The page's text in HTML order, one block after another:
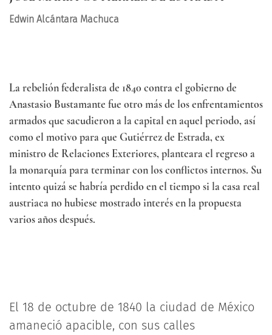
Edwin Alcántara Machuca
La rebelión federalista de 1840 contra el gobierno de
Anastasio Bustamante fue otro más de los enfrentamientos
armados que sacudieron a la capital en aquel periodo, así
como el motivo para que Gutiérrez de Estrada, ex
ministro de Relaciones Exteriores, planteara el regreso a
la monarquía para terminar con los conflictos internos. Su
intento quizá se habría perdido en el tiempo si la casa real
austriaca no hubiese mostrado interés en la propuesta
varios años después.
El 18 de octubre de 1840 la ciudad de México
amaneció apacible, con sus calles